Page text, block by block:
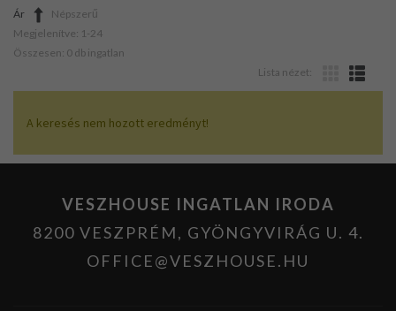
Ár
Népszerű
Megjelenítve: 1-24
Összesen: 0 db ingatlan
Lista nézet:
A keresés nem hozott eredményt!
VESZHOUSE INGATLAN IRODA
8200 VESZPRÉM, GYÖNGYVIRÁG U. 4.
OFFICE@VESZHOUSE.HU